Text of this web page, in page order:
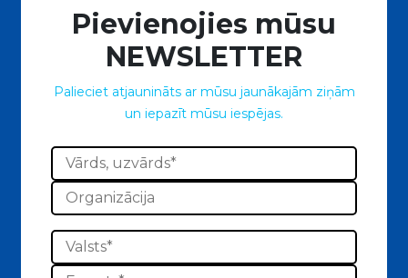
Pievienojies mūsu
NEWSLETTER
Palieciet atjaunināts ar mūsu jaunākajām ziņām
un iepazīt mūsu iespējas.